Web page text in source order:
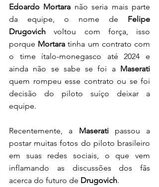
Edoardo Mortara não seria mais parte
da equipe, o nome de Felipe
Drugovich voltou com força, isso
porque Mortara tinha um contrato com
o time ítalo-monegasco até 2024 e
ainda não se sabe se foi a
quem rompeu esse contrato ou se foi
decisão do piloto suíço deixar a
equipe.
Recentemente, a Maserati passou a
postar muitas fotos do piloto brasileiro
em suas redes sociais, o que vem
inflamando as discussões dos fãs
acerca do futuro de Drugovich.